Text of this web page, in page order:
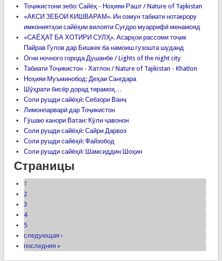
Тоҷикистони зебо: Сайёҳ - Ноҳияи Рашт / Nature of Tajikistan
«АКСИ ЗЕБОИ КИШВАРАМ». Ин озмун табиати нотакрору
имкониятҳои сайёҳии вилояти Суғдро муаррифӣ менамояд
«САЁҲАТ БА ХОТИРИ СУЛҲ». Асарҳои рассоми тоҷик
Пайрав Гулов дар Бишкек ба намоиш гузошта шуданд
Огни ночного города Душанбе / Lights of the night city
Табиати Тоҷикистон - Хатлон / Nature of Tajikistan - Khatlon
Ноҳияи Муъминобод: Деҳаи Сангдара
Шӯҳрати бисёр дорад тирамоҳ…
Соли рушди сайёҳӣ: Себзори Ванҷ
Лимонпарварӣ дар Тоҷикистон
Гӯшаю канори Ватан: Кӯли ҷавонон
Соли рушди сайёҳӣ: Сайри Дарвоз
Соли рушди сайёҳӣ: Файзобод
Соли рушди сайёҳӣ: Шамсиддин Шоҳин
Страницы
1
2
3
4
5
следующая ›
последняя »